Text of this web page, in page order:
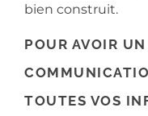
bien construit.
POUR AVOIR
TOUTES VOS